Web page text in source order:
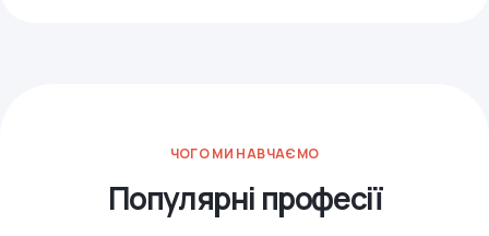
ЧОГО МИ НАВЧАЄМО
Популярні професії